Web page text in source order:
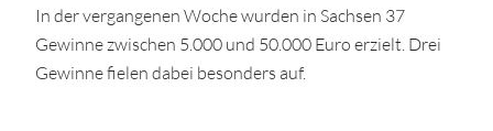
In der vergangenen Woche wurden in Sachsen 37
Gewinne zwischen 5.000 und 50.000 Euro erzielt. Drei
Gewinne fielen dabei besonders auf.